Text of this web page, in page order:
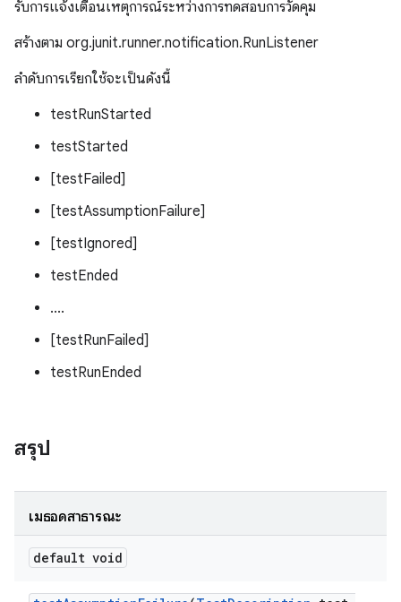
รับการแจ้งเตือนเหตุการณ์ระหว่างการทดสอบการวัดคุม
สร้างตาม org.junit.runner.notification.RunListener
ลำดับการเรียกใช้จะเป็นดังนี้
testRunStarted
testStarted
[testFailed]
[testAssumptionFailure]
[testIgnored]
testEnded
....
[testRunFailed]
testRunEnded
สรุป
เมธอดสาธารณะ
default void